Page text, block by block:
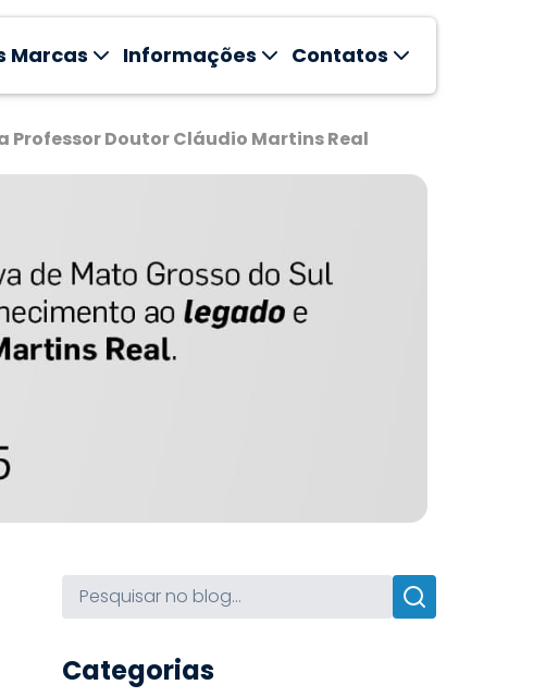
Marcas Informações Contatos
Doutor Cláudio Martins Real
Categorias